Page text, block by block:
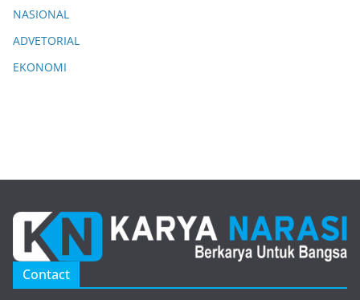
NASIONAL
ADVETORIAL
EKONOMI
Contact